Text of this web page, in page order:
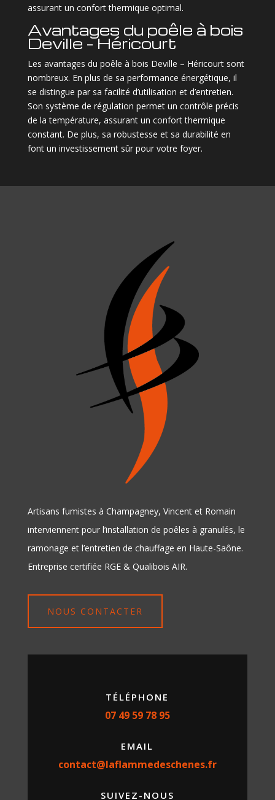
assurant un confort thermique optimal.
Avantages du poêle à bois
Deville – Héricourt
Les avantages du poêle à bois Deville – Héricourt sont
nombreux. En plus de sa performance énergétique, il
se distingue par sa facilité d’utilisation et d’entretien.
Son système de régulation permet un contrôle précis
de la température, assurant un confort thermique
constant. De plus, sa robustesse et sa durabilité en
font un investissement sûr pour votre foyer.
Artisans fumistes à Champagney, Vincent et Romain
interviennent pour l’installation de poêles à granulés, le
ramonage et l’entretien de chauffage en Haute-Saône.
Entreprise certifiée RGE & Qualibois AIR.
NOUS CONTACTER
TÉLÉPHONE
07 49 59 78 95
EMAIL
contact@laflammedeschenes.fr
SUIVEZ-NOUS